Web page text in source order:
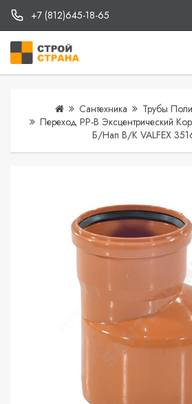
+7 (812)645-18-65
Сантехника
Трубы
Переход PP-B Эксцентрический
Б/нап В/к VALFEX